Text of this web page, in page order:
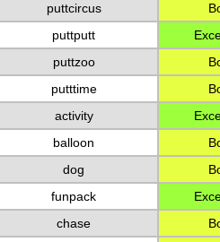
puttcircus
puttputt
puttzoo
putttime
activity
balloon
dog
funpack
chase